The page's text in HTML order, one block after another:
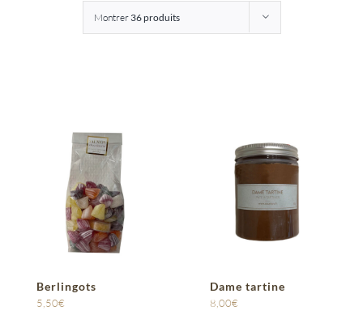
Montrer 36 produits
Berlingots
5,50€
Dame tartine
8,00€